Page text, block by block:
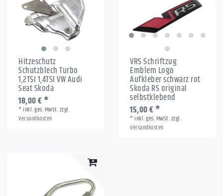
Hitzeschutz
Schutzblech Turbo
1,2TSI 1,4TSI VW Audi
Seat Skoda
18,00 € *
*inkl. ges. MwSt.zzgl.
Versandkosten
VRS Schriftzug
Emblem Logo
Aufkleber schwarz rot
Skoda RS original
selbstklebend
15,00 € *
*inkl. ges. MwSt.zzgl.
Versandkosten